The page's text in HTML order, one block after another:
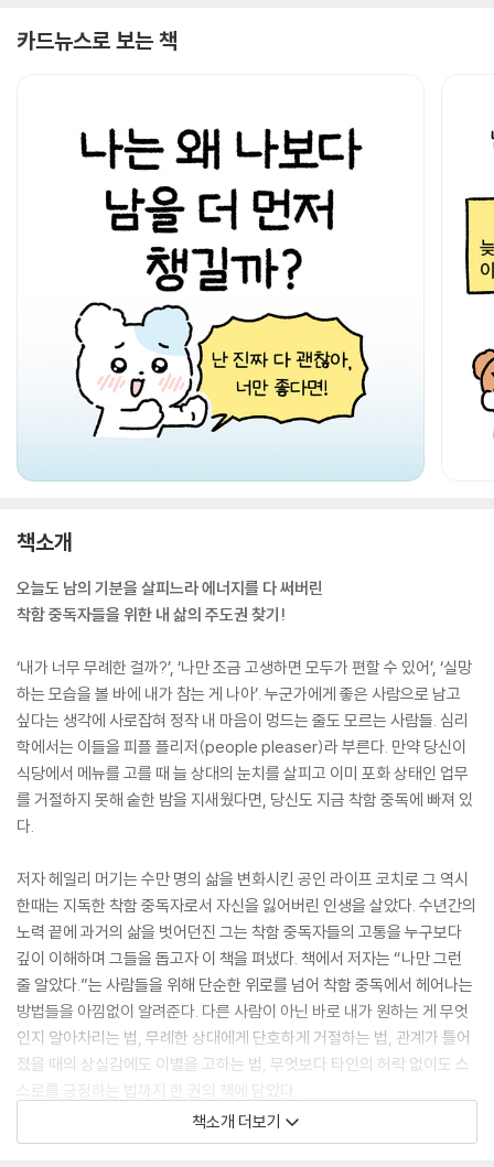
카드뉴스로 보는 책
책소개
오늘도 남의 기분을 살피느라 에너지를 다 써버린
착함 중독자들을 위한 내 삶의 주도권 찾기!
‘내가 너무 무례한 걸까?’, ‘나만 조금 고생하면 모두가 편할 수 있어’, ‘실망
하는 모습을 볼 바에 내가 참는 게 나아’. 누군가에게 좋은 사람으로 남고
싶다는 생각에 사로잡혀 정작 내 마음이 멍드는 줄도 모르는 사람들. 심리
학에서는 이들을 피플 플리저(people pleaser)라 부른다. 만약 당신이
식당에서 메뉴를 고를 때 늘 상대의 눈치를 살피고 이미 포화 상태인 업무
를 거절하지 못해 숱한 밤을 지새웠다면, 당신도 지금 착함 중독에 빠져 있
다.
저자 헤일리 머기는 수만 명의 삶을 변화시킨 공인 라이프 코치로 그 역시
한때는 지독한 착함 중독자로서 자신을 잃어버린 인생을 살았다. 수년간의
노력 끝에 과거의 삶을 벗어던진 그는 착함 중독자들의 고통을 누구보다
깊이 이해하며 그들을 돕고자 이 책을 펴냈다. 책에서 저자는 “나만 그런
줄 알았다.”는 사람들을 위해 단순한 위로를 넘어 착함 중독에서 헤어나는
방법들을 아낌없이 알려준다. 다른 사람이 아닌 바로 내가 원하는 게 무엇
인지 알아차리는 법, 무례한 상대에게 단호하게 거절하는 법, 관계가 틀어
졌을 때의 상실감에도 이별을 고하는 법, 무엇보다 타인의 허락 없이도 스
스로를 긍정하는 법까지 한 권의 책에 담았다.
그동안 ‘친절’, ‘배려’라는 말로 진실을 가리고 나를 방치해왔다면, 그러나
책소개 더보기